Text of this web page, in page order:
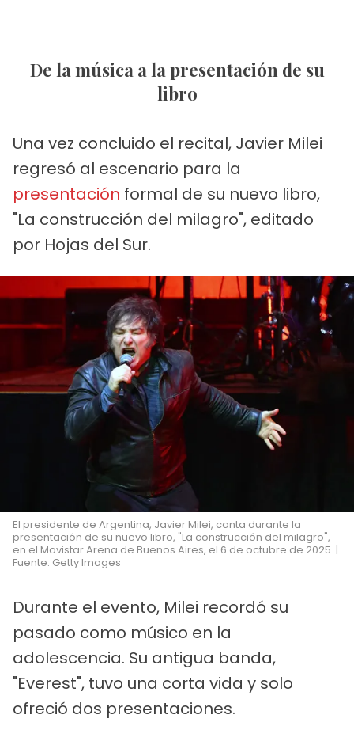
De la música a la presentación de su
libro
Una vez concluido el recital, Javier Milei
regresó al escenario para la
presentación formal de su nuevo libro,
"La construcción del milagro", editado
por Hojas del Sur.
El presidente de Argentina, Javier Milei, canta durante la
presentación de su nuevo libro, "La construcción del milagro",
en el Movistar Arena de Buenos Aires, el 6 de octubre de 2025. |
Fuente: Getty Images
Durante el evento, Milei recordó su
pasado como músico en la
adolescencia. Su antigua banda,
"Everest", tuvo una corta vida y solo
ofreció dos presentaciones.